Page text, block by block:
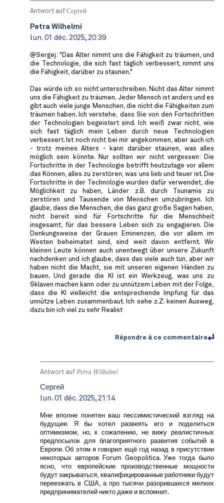
Antwort auf Сергей
Petra Wilhelmi
lun. 01 déc. 2025, 20:39
@Sergej: "Das Alter nimmt uns die Fähigkeit zu träumen, und
die Technologie, die sich fast täglich verbessert, nimmt uns
die Fähigkeit, darüber zu staunen."
Das würde ich so nicht unterschreiben. Nicht das Alter nimmt
uns die Fähigkeit zu träumen. Jeder Mensch ist anders und es
gibt auch viele junge Menschen, die nicht die Fähigkeiten zum
träumen haben. Ich verstehe, dass Sie von den Fortschritten
der Technologien begeistert sind. Ich weiß zwar nicht, wie
sich fast täglich mein Leben durch neue Technologien
verbessert. Ist noch nicht bei mir angekommen, aber auch ich
- trotz meines Alters - kann darüber staunen, was alles
möglich sein könnte. Nur sollten wir nicht vergessen: Die
Fortschritte in der Technologie betrifft heutzutage vor allem
das Können, alles zu zerstören, was uns lieb und teuer ist. Die
Fortschritte in der Technologie wurden dafür verwendet, die
Möglichkeit zu haben, Länder z.B. durch Tsunamis zu
zerstören und Tausende von Menschen umzubringen. Ich
glaube, dass die Menschen, die das ganz große Sagen haben,
nicht bereit sind für Fortschritte für die Menschheit
insgesamt, für das bessere Leben sich zu engagieren. Die
Denkungsweise der Grauen Eminenzen, die vor allem im
Westen beheimatet sind, sind weit davon entfernt. Wir
kleinen Leute können auch unentwegt über unsere Zukunft
nachdenken und ich glaube, dass das viele auch tun, aber wir
haben nicht die Macht, sie mit unseren eigenen Händen zu
bauen. Und gerade die KI ist ein Werkzeug, was uns zu
Sklaven machen kann oder zu unnützem Leben mit der Folge,
dass die KI vielleicht die entsprechende Impfung für das
unnütze Leben zusammenbaut. Ich sehe z.Z. keinen Ausweg,
dazu bin ich viel zu sehr Realist
Répondre à ce commentaire
Antwort auf Petra Wilhelmi
Сергей
lun. 01 déc. 2025, 21:14
Мне вполне понятен ваш пессимистический взгляд на
будущее. Я бы хотел развеять его и поделиться
оптимизмом, но, к сожалению, не вижу реалистичных
предпосылок для благоприятного развития событий в
Европе. Об этом я говорил ещё год назад в присутствии
некоторых авторов Forum Geopolitica. Уже тогда было
ясно, что европейские производственные мощности
будут закрываться, квалифицированные работники будут
переезжать в США, а про тысячи разорившихся мелких
предпринимателей никто даже и вспомнит.